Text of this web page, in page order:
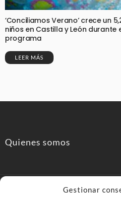
Gestionar
‘Conciliamos Verano’ crece un
niños en Castilla y León
programa
LEER MÁS
Quienes somos